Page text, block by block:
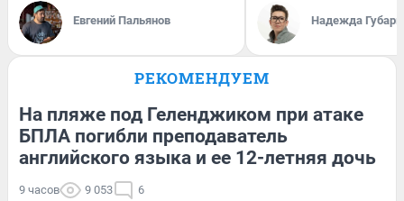
Евгений Пальянов Надежда Губарь
РЕКОМЕНДУЕМ
На пляже под Геленджиком при атаке
БПЛА погибли преподаватель
английского языка и ее 12-летняя дочь
9 часов 9 053 6